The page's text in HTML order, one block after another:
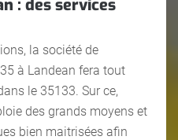
: des services
la société de
à Landean fera tout
le 35133. Sur ce,
des grands moyens et
bien maitrisées afin